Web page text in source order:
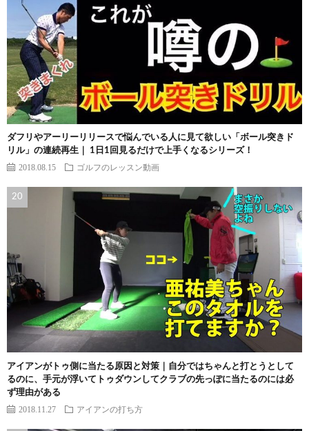
ダフリやアーリーリリースで悩んでいる人に見て欲しい「ボール突きド
リル」の連続再生｜ 1日1回見るだけで上手くなるシリーズ！
2018.08.15 ゴルフのレッスン動画
アイアンがトゥ側に当たる原因と対策｜自分ではちゃんと打とうとして
るのに、手元が浮いてトゥダウンしてクラブの先っぽに当たるのには必
ず理由がある
2018.11.27 アイアンの打ち方